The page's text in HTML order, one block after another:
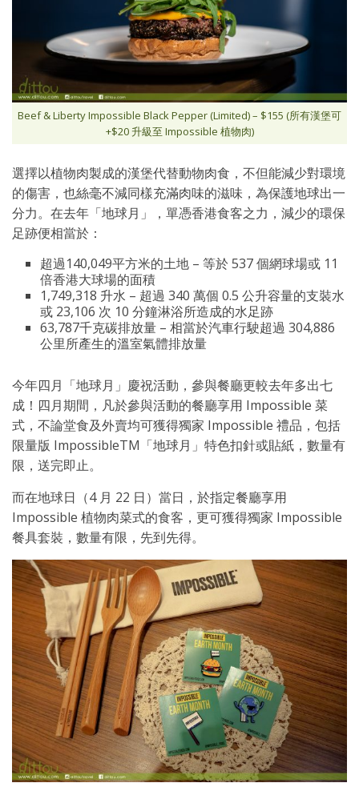
Beef & Liberty Impossible Black Pepper (Limited) – $155 (所有漢堡可
+$20 升級至 Impossible 植物肉)
選擇以植物肉製成的漢堡代替動物肉食，不但能減少對環境
的傷害，也絲毫不減同樣充滿肉味的滋味，為保護地球出一
分力。在去年「地球月」，單憑香港食客之力，減少的環保
足跡便相當於：
超過140,049平方米的土地 – 等於 537 個網球場或 11
倍香港大球場的面積
1,749,318 升水 – 超過 340 萬個 0.5 公升容量的支裝水
或 23,106 次 10 分鐘淋浴所造成的水足跡
63,787千克碳排放量 – 相當於汽車行駛超過 304,886
公里所產生的溫室氣體排放量
今年四月「地球月」慶祝活動，參與餐廳更較去年多出七
成！四月期間，凡於參與活動的餐廳享用 Impossible 菜
式，不論堂食及外賣均可獲得獨家 Impossible 禮品，包括
限量版 ImpossibleTM「地球月」特色扣針或貼紙，數量有
限，送完即止。
而在地球日（4 月 22 日）當日，於指定餐廳享用
Impossible 植物肉菜式的食客，更可獲得獨家 Impossible
餐具套裝，數量有限，先到先得。